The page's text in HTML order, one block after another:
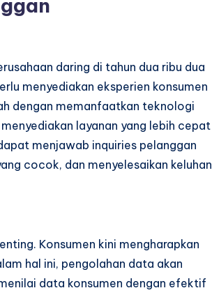
daring di tahun dua ribu dua
menyediakan eksperien konsumen
dengan memanfaatkan teknologi
layanan yang lebih cepat
menjawab inquiries pelanggan
cocok, dan menyelesaikan keluhan
Konsumen kini mengharapkan
hal ini, pengolahan data akan
data konsumen dengan efektif